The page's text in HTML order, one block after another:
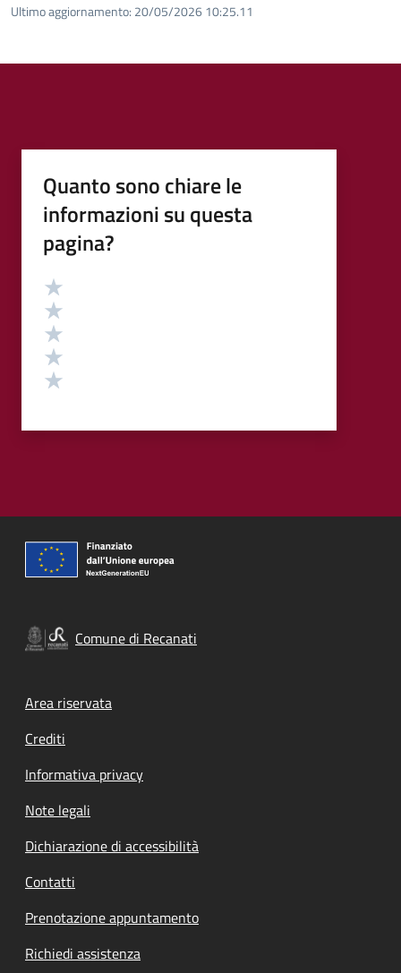
Ultimo aggiornamento: 20/05/2026 10:25.11
Quanto sono chiare le
informazioni su questa
pagina?
Valutazione
Comune di Recanati
Footer menu
Area riservata
Crediti
Informativa privacy
Note legali
Dichiarazione di accessibilità
Contatti
Prenotazione appuntamento
Richiedi assistenza